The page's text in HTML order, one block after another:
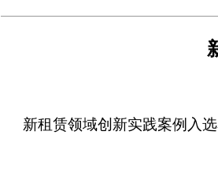
新租赁领域创新实践案例入